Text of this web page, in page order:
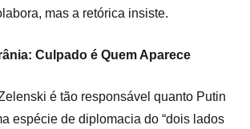
mas a retórica insiste.
Culpado é Quem Aparece
é tão responsável quanto Putin
espécie de diplomacia do “dois lados